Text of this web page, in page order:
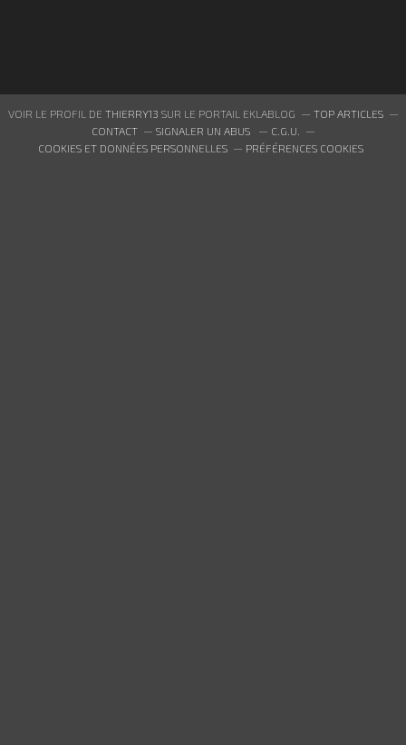
VOIR LE PROFIL DE THIERRY13 SUR LE PORTAIL EKLABLOG
TOP ARTICLES
CONTACT
SIGNALER UN ABUS
C.G.U.
COOKIES ET DONNÉES PERSONNELLES
PRÉFÉRENCES COOKIES